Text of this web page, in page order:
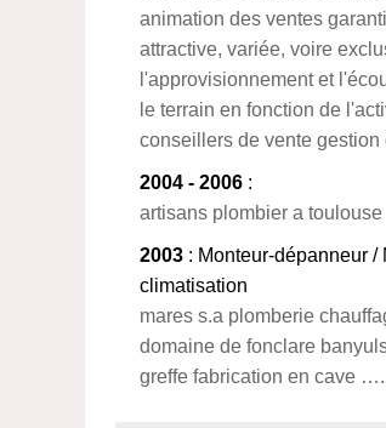
animation des ventes
attractive, variée, voire
l'approvisionnement et
le terrain en fonction de
conseillers de vente
2004 - 2006 :
artisans plombier a toulouse
2003 : Monteur-dépanneur
climatisation
mares s.a plomberie
domaine de fonclare
greffe fabrication en cave